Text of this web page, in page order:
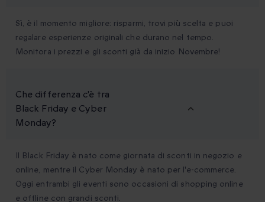
Sì, è il momento migliore: risparmi, trovi più scelta e puoi
regalare esperienze originali che durano nel tempo.
Monitora i prezzi e gli sconti già da inizio Novembre!
Che differenza c'è tra
Black Friday e Cyber
Monday?
Il Black Friday è nato come giornata di sconti in negozio e
online, mentre il Cyber Monday è nato per l'e-commerce.
Oggi entrambi gli eventi sono occasioni di shopping online
e offline con grandi sconti.